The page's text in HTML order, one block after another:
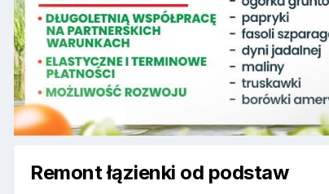
Remont łązienki od podstaw